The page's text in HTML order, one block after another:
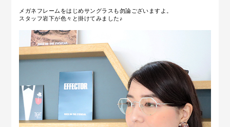
メガネフレームをはじめサングラスも勿論ございますよ。
スタッフ岩下が色々と掛けてみました♪